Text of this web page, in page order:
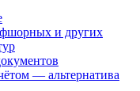
и других
— альтернатива